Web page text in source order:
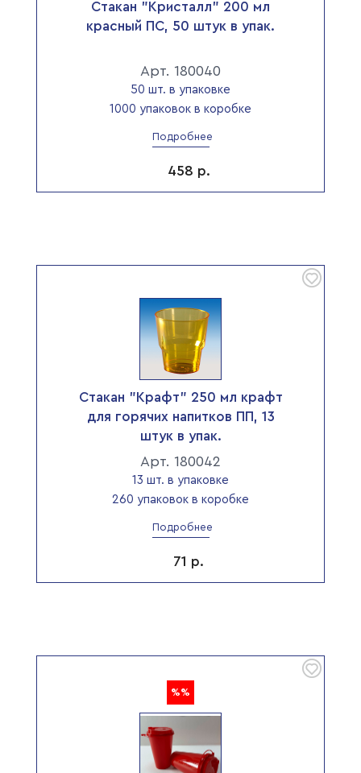
Стакан "Кристалл" 200 мл
красный ПС, 50 штук в упак.
Арт. 180040
50 шт. в упаковке
1000 упаковок в коробке
Подробнее
458 р.
Стакан "Крафт" 250 мл крафт
для горячих напитков ПП, 13
штук в упак.
Арт. 180042
13 шт. в упаковке
260 упаковок в коробке
Подробнее
71 р.
%%